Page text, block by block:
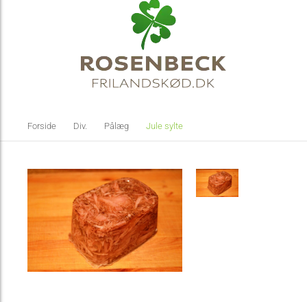
Forside Div. Pålæg Jule sylte